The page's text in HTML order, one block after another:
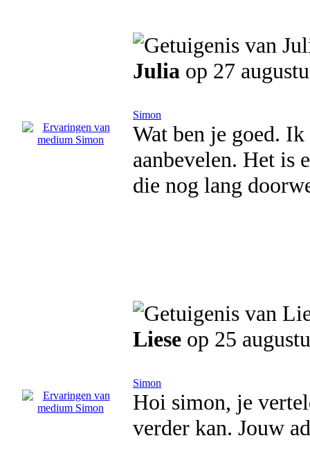
Julia op 27
Simon
Wat ben je goed.
aanbevelen. Het is
die nog lang
Liese op 25
Simon
Hoi simon, je
verder kan. Jouw